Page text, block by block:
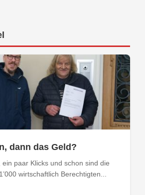
dann das Geld?
ein paar Klicks und schon sind die
wirtschaftlich Berechtigten...